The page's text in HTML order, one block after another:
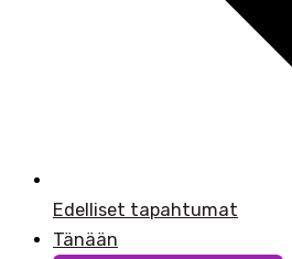
Edelliset tapahtumat
Tänään